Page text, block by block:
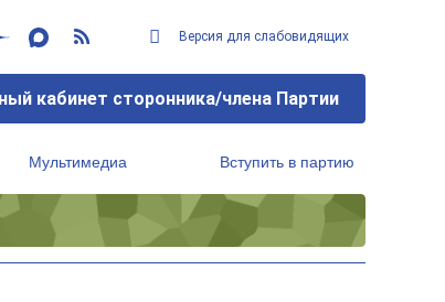
Версия для слабовидящих
кабинет сторонника/члена Партии
Мультимедиа Вступить в партию